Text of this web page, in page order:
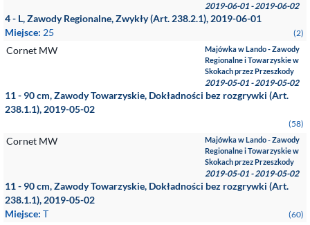
2019-06-01 - 2019-06-02
4 - L, Zawody Regionalne, Zwykły (Art. 238.2.1), 2019-06-01
Miejsce: 25 (2)
Cornet MW
Majówka w Lando - Zawody
Regionalne i Towarzyskie w
Skokach przez Przeszkody
2019-05-01 - 2019-05-02
11 - 90 cm, Zawody Towarzyskie, Dokładności bez rozgrywki (Art.
238.1.1), 2019-05-02
(58)
Cornet MW
Majówka w Lando - Zawody
Regionalne i Towarzyskie w
Skokach przez Przeszkody
2019-05-01 - 2019-05-02
11 - 90 cm, Zawody Towarzyskie, Dokładności bez rozgrywki (Art.
238.1.1), 2019-05-02
Miejsce: T (60)